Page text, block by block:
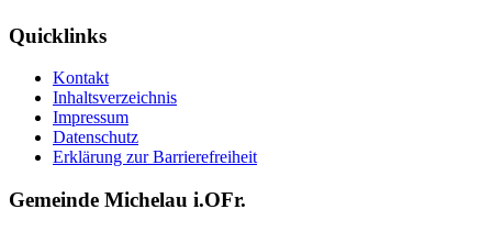
Quicklinks
Kontakt
Inhaltsverzeichnis
Impressum
Datenschutz
Erklärung zur Barrierefreiheit
Gemeinde Michelau i.OFr.